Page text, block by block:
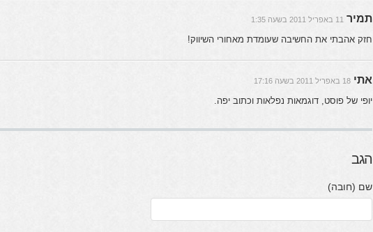
תמיר 11 באפריל 2011 בשעה 1:35
חזק אהבתי את החשיבה שעומדת מאחורי השיווק!
אתי 18 באפריל 2011 בשעה 17:16
יופי של פוסט, דוגמאות נפלאות וכתוב יפה.
הגב
שם (חובה)